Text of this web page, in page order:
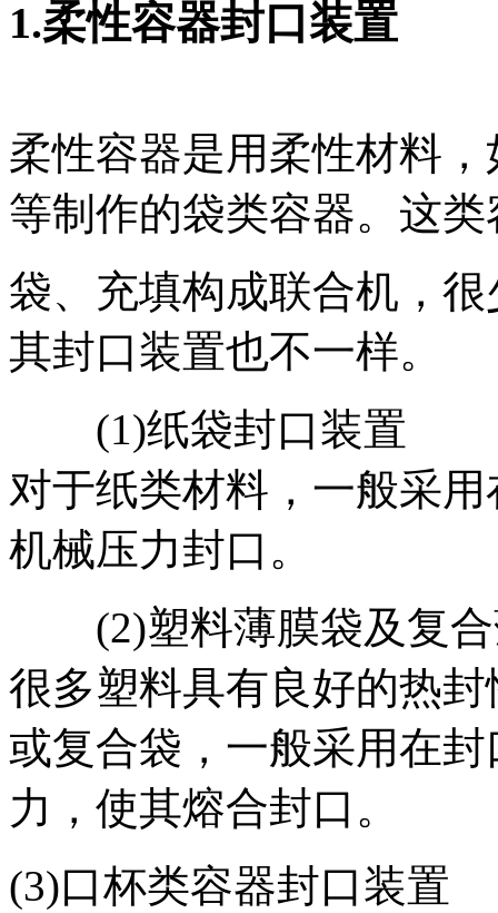
1.柔性容器封口装置
柔性容器是用柔性材料
等制作的袋类容器。这
袋、充填构成联合机，
其封口装置也不一样。
(1)纸袋封口装置
对于纸类材料，一般采
机械压力封口。
(2)塑料薄膜袋及复合
很多塑料具有良好的热
或复合袋，一般采用在
力，使其熔合封口。
(3)口杯类容器封口装置